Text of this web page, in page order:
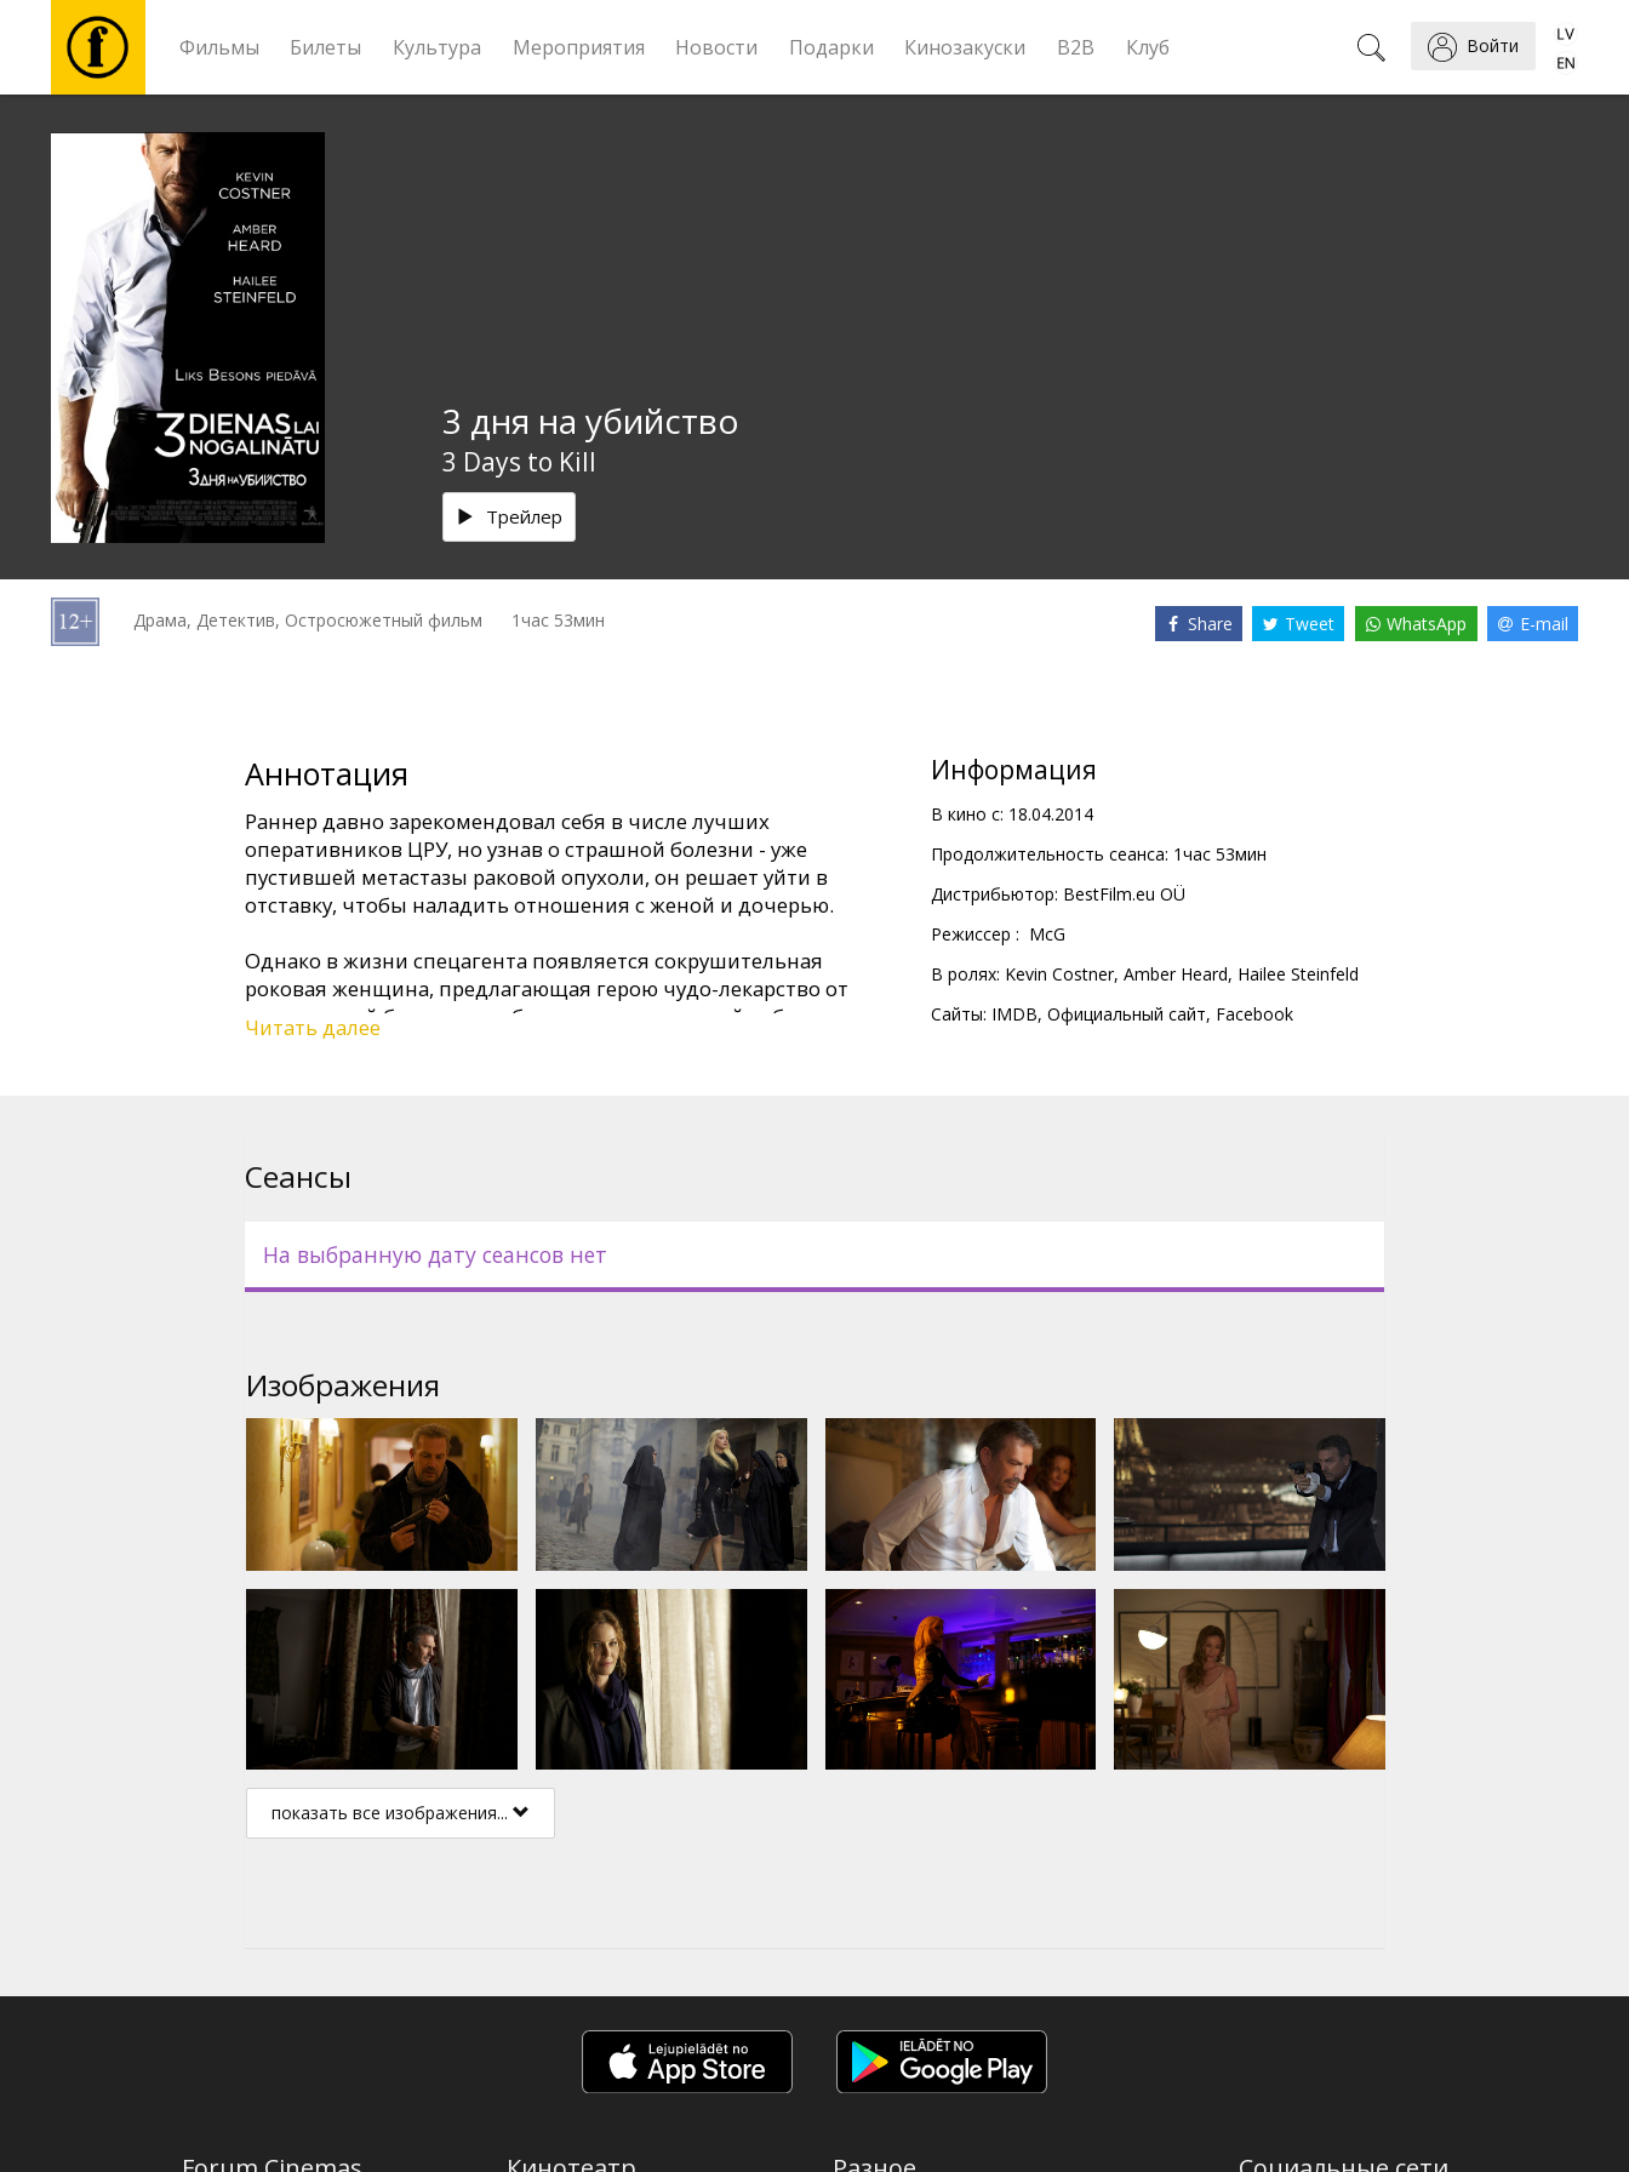
Фильмы Билеты Культура Мероприятия Новости Подарки Кинозакуски B2B Клуб Войти
Фильмы
Культура
Мероприятия
Новости
Подарки
B2B
3 дня на убийство
3 Days to Kill
Трейлер
Драма, Детектив, Остросюжетный фильм 1час 53мин Share Tweet WhatsApp E-mail
Аннотация
Раннер давно зарекомендовал себя в числе лучших
оперативников ЦРУ, но узнав о страшной болезни - уже
пустившей метастазы раковой опухоли, он решает уйти в
отставку, чтобы наладить отношения с женой и дочерью.
Однако в жизни спецагента появляется сокрушительная
роковая женщина, предлагающая герою чудо-лекарство от
смертельной болезни, изобретенное в секретной лаборатории
ЦРУ.
мир действительно полон ужаса и кошмара?
Динамичный и напряженный боевик с геройней светской
Фильм на английском языке с субтитрами на латышском и
русском языках.
Читать далее
Информация
В кино с: 18.04.2014
Продолжительность сеанса: 1час 53мин
Дистрибьютор: BestFilm.eu OÜ
Pежиссер : McG
В ролях: Kevin Costner, Amber Heard, Hailee Steinfeld
Сайты: IMDB, Официальный сайт, Facebook
Сеансы
На выбранную дату сеансов нет
Изображения
показать все изображения...